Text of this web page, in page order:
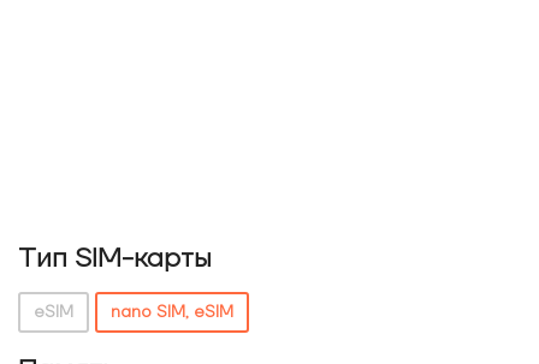
Тип SIM-карты
eSIM nano SIM, eSIM